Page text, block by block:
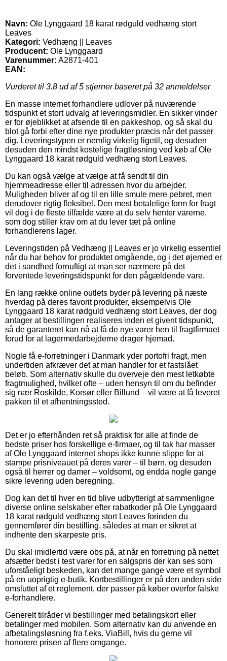
Navn: Ole Lynggaard 18 karat rødguld vedhæng stort
Leaves
Kategori: Vedhæng || Leaves
Producent: Ole Lynggaard
Varenummer: A2871-401
EAN:
Vurderet til 3.8 ud af 5 stjerner baseret på 32 anmeldelser
En masse internet forhandlere udlover på nuværende
tidspunkt et stort udvalg af leveringsmidler. En sikker vinder
er for øjeblikket at afsende til en pakkeshop, og så skal du
blot gå forbi efter dine nye produkter præcis når det passer
dig. Leveringstypen er nemlig virkelig ligetil, og desuden
desuden den mindst kostelige fragtløsning ved køb af Ole
Lynggaard 18 karat rødguld vedhæng stort Leaves.
Du kan også vælge at vælge at få sendt til din
hjemmeadresse eller til adressen hvor du arbejder.
Muligheden bliver af og til en lille smule mere pebret, men
derudover rigtig fleksibel. Den mest betalelige form for fragt
vil dog i de fleste tilfælde være at du selv henter varerne,
som dog stiller krav om at du lever tæt på online
forhandlerens lager.
Leveringstiden på Vedhæng || Leaves er jo virkelig essentiel
når du har behov for produktet omgående, og i det øjemed er
det i sandhed fornuftigt at man ser nærmere på det
forventede leveringstidspunkt for den pågældende vare.
En lang række online outlets byder på levering på næste
hverdag på deres favorit produkter, eksempelvis Ole
Lynggaard 18 karat rødguld vedhæng stort Leaves, der dog
antager at bestillingen realiseres inden et givent tidspunkt,
så de garanteret kan nå at få de nye varer hen til fragtfirmaet
forud for at lagermedarbejderne drager hjemad.
Nogle få e-forretninger i Danmark yder portofri fragt, men
undertiden afkræver det at man handler for et fastslået
beløb. Som alternativ skulle du overveje den mest letkøbte
fragtmulighed, hvilket ofte – uden hensyn til om du befinder
sig nær Roskilde, Korsør eller Billund – vil være at få leveret
pakken til et afhentningssted.
Det er jo efterhånden ret så praktisk for alle at finde de
bedste priser hos forskellige e-firmaer, og til tak har masser
af Ole Lynggaard internet shops ikke kunne slippe for at
stampe prisniveauet på deres varer – til børn, og desuden
også til herrer og damer – voldsomt, og endda nogle gange
sikre levering uden beregning.
Dog kan det til hver en tid blive udbytterigt at sammenligne
diverse online selskaber efter rabatkoder på Ole Lynggaard
18 karat rødguld vedhæng stort Leaves forinden du
gennemfører din bestilling, således at man er sikret at
indhente den skarpeste pris.
Du skal imidlertid være obs på, at når en forretning på nettet
afsætter bedst i test varer for en salgspris der kan ses som
uforståeligt beskeden, kan det mange gange være et symbol
på en uoprigtig e-butik. Kortbestillinger er på den anden side
omsluttet af et reglement, der passer på køber overfor falske
e-forhandlere.
Generelt tilråder vi bestillinger med betalingskort eller
betalinger med mobilen. Som alternativ kan du anvende en
afbetalingsløsning fra f.eks. ViaBill, hvis du gerne vil
honorere prisen af flere omgange.